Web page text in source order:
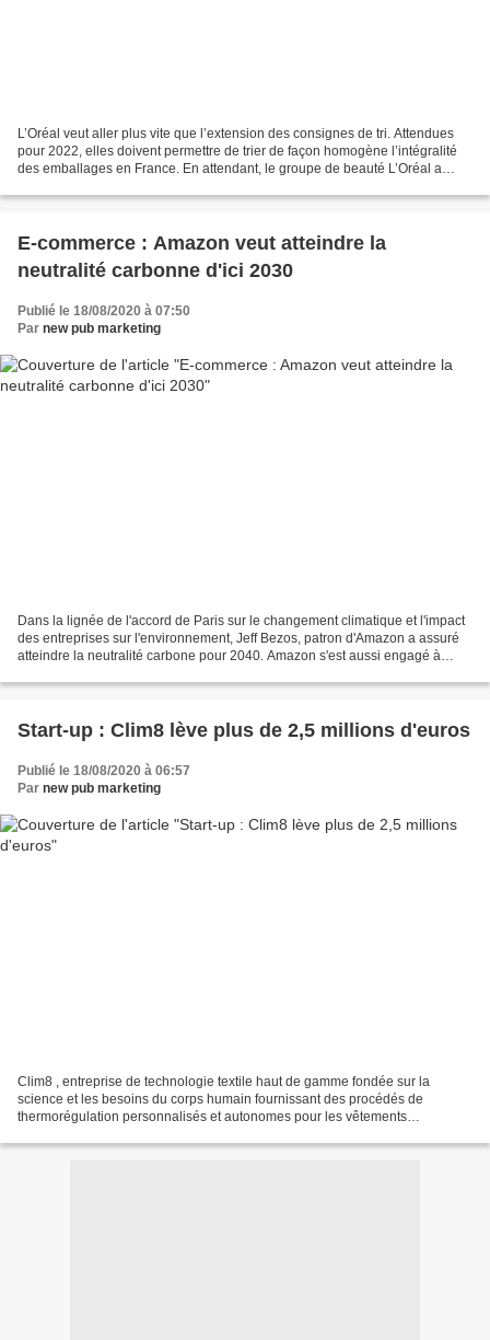
L’Oréal veut aller plus vite que l’extension des consignes de tri. Attendues
pour 2022, elles doivent permettre de trier de façon homogène l’intégralité
des emballages en France. En attendant, le groupe de beauté L’Oréal a
E-commerce : Amazon veut atteindre la
neutralité carbonne d'ici 2030
Publié le 18/08/2020 à 07:50
Par new pub marketing
Dans la lignée de l'accord de Paris sur le changement climatique et l'impact
des entreprises sur l'environnement, Jeff Bezos, patron d'Amazon a assuré
atteindre la neutralité carbone pour 2040. Amazon s'est aussi engagé à
Start-up : Clim8 lève plus de 2,5 millions d'euros
Publié le 18/08/2020 à 06:57
Par new pub marketing
Clim8 , entreprise de technologie textile haut de gamme fondée sur la
science et les besoins du corps humain fournissant des procédés de
thermorégulation personnalisés et autonomes pour les vêtements